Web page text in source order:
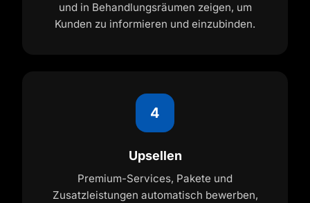
und in Behandlungsräumen zeigen, um
Kunden zu informieren und einzubinden.
4
Upsellen
Premium-Services, Pakete und
Zusatzleistungen automatisch bewerben,